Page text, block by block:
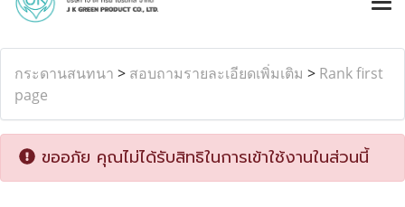
กระดานสนทนา > สอบถามรายละเอียดเพิ่มเติม > Rank first
page
ขออภัย คุณไม่ได้รับสิทธิในการเข้าใช้งานในส่วนนี้